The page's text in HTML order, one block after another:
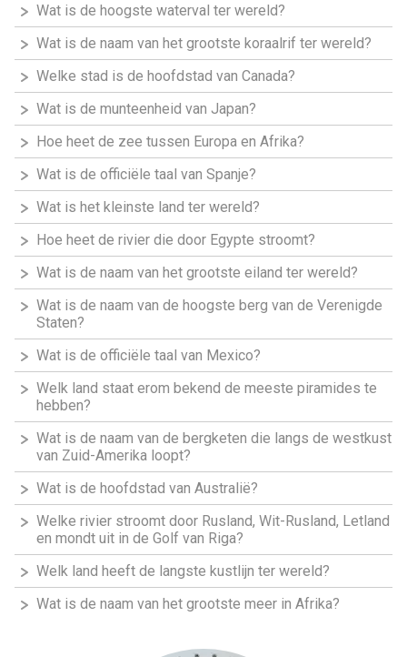
Wat is de hoogste waterval ter wereld?
Wat is de naam van het grootste koraalrif ter wereld?
Welke stad is de hoofdstad van Canada?
Wat is de munteenheid van Japan?
Hoe heet de zee tussen Europa en Afrika?
Wat is de officiële taal van Spanje?
Wat is het kleinste land ter wereld?
Hoe heet de rivier die door Egypte stroomt?
Wat is de naam van het grootste eiland ter wereld?
Wat is de naam van de hoogste berg van de Verenigde
Staten?
Wat is de officiële taal van Mexico?
Welk land staat erom bekend de meeste piramides te
hebben?
Wat is de naam van de bergketen die langs de westkust
van Zuid-Amerika loopt?
Wat is de hoofdstad van Australië?
Welke rivier stroomt door Rusland, Wit-Rusland, Letland
en mondt uit in de Golf van Riga?
Welk land heeft de langste kustlijn ter wereld?
Wat is de naam van het grootste meer in Afrika?